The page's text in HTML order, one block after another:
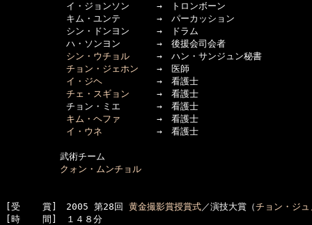
      　　　イ・ジョンソン　　　→　トロンボーン
      　　　キム・ユンテ　　　　→　パーカッション
      　　　シン・ドンヨン　　　→　ドラム
      　　　ハ・ソンヨン　　　　→　後援会司会者
シン・ウチョル →　ハン・サンジュン秘書
チョン・ジェホン →　医師
イ・ジヘ →　看護士
チェ・スギョン →　看護士
      　　　チョン・ミエ　　　　→　看護士
キム・ヘファ →　看護士
イ・ウネ →　看護士
武術チーム
クォン・ムンチョル
[受    賞]　2005 第28回 黄金撮影賞授賞式／演技大賞（チョン・ジュ
[時    間]　１４８分